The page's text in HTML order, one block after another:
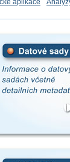
aplikace